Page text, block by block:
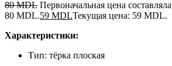
80MDL Первоначальная цена составляла
80 MDL.59 MDLТекущая цена: 59 MDL.
Характеристики:
Тип: тёрка плоская